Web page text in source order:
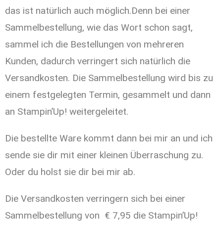
das ist natürlich auch möglich.Denn bei einer
Sammelbestellung, wie das Wort schon sagt,
sammel ich die Bestellungen von mehreren
Kunden, dadurch verringert sich natürlich die
Versandkosten. Die Sammelbestellung wird bis zu
einem festgelegten Termin, gesammelt und dann
an Stampin’Up! weitergeleitet.
Die bestellte Ware kommt dann bei mir an und ich
sende sie dir mit einer kleinen Überraschung zu.
Oder du holst sie dir bei mir ab.
Die Versandkosten verringern sich bei einer
Sammelbestellung von € 7,95 die Stampin’Up!